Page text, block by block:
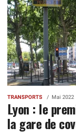
TRANSPORTS Mai 2022
Lyon : le
la gare de